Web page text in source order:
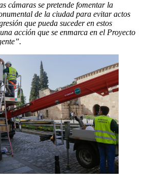
cámaras se pretende fomentar la
de la ciudad para evitar actos
que pueda suceder en estos
acción que se enmarca en el Proyecto